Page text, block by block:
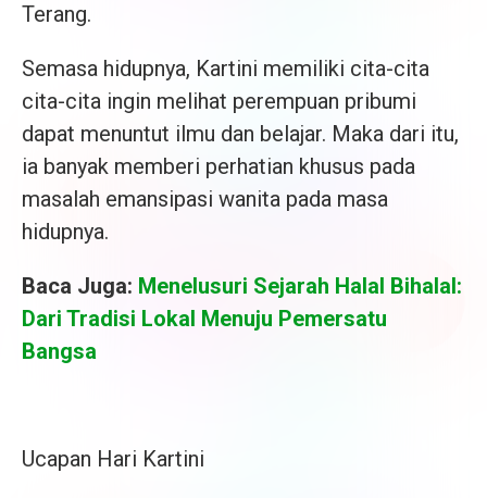
Terang.
Semasa hidupnya, Kartini memiliki cita-cita
cita-cita ingin melihat perempuan pribumi
dapat menuntut ilmu dan belajar. Maka dari itu,
ia banyak memberi perhatian khusus pada
masalah emansipasi wanita pada masa
hidupnya.
Baca Juga: Menelusuri Sejarah Halal Bihalal:
Dari Tradisi Lokal Menuju Pemersatu
Bangsa
Ucapan Hari Kartini